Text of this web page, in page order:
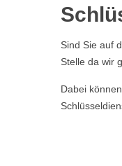
Sind Sie auf
Stelle da wir
Dabei